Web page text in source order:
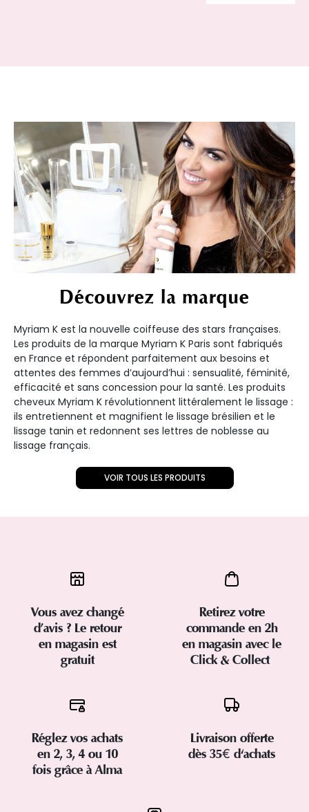
Découvrez la marque
Myriam K est la nouvelle coiffeuse des stars françaises.
Les produits de la marque Myriam K Paris sont fabriqués
en France et répondent parfaitement aux besoins et
attentes des femmes d’aujourd’hui : sensualité, féminité,
efficacité et sans concession pour la santé. Les produits
cheveux Myriam K révolutionnent littéralement le lissage :
ils entretiennent et magnifient le lissage brésilien et le
lissage tanin et redonnent ses lettres de noblesse au
lissage français.
VOIR TOUS LES PRODUITS
Vous avez changé
d’avis ? Le retour
en magasin est
gratuit
Retirez votre
commande en 2h
en magasin avec le
Click & Collect
Réglez vos achats
en 2, 3, 4 ou 10
fois grâce à Alma
Livraison offerte
dès 35€ d'achats